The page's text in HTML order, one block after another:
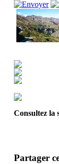
Consultez la
Partager